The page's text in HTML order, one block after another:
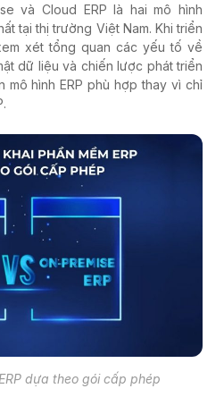
và Cloud ERP là hai mô hình
tại thị trường Việt Nam. Khi triển
xét tổng quan các yếu tố về
dữ liệu và chiến lược phát triển
hình ERP phù hợp thay vì chỉ
dựa theo gói cấp phép